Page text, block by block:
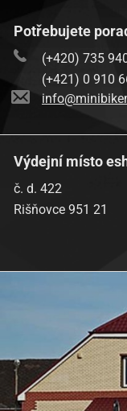
Potřebujete
(+420) 735
(+421) 0 910
Výdejní místo
č. d. 422
Rišňovce 951 21